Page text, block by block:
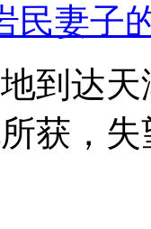
民妻子
到达
获，